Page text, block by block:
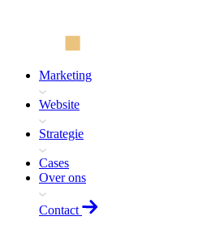
Marketing
Website
Strategie
Cases
Over ons
Contact